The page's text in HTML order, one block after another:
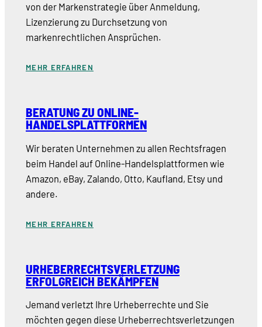
von der Markenstrategie über Anmeldung,
Lizenzierung zu Durchsetzung von
markenrechtlichen Ansprüchen.
MEHR ERFAHREN
BERATUNG ZU ONLINE-
HANDELSPLATTFORMEN
Wir beraten Unternehmen zu allen Rechtsfragen
beim Handel auf Online-Handelsplattformen wie
Amazon, eBay, Zalando, Otto, Kaufland, Etsy und
andere.
MEHR ERFAHREN
URHEBERRECHTSVERLETZUNG
ERFOLGREICH BEKÄMPFEN
Jemand verletzt Ihre Urheberrechte und Sie
möchten gegen diese Urheberrechtsverletzungen